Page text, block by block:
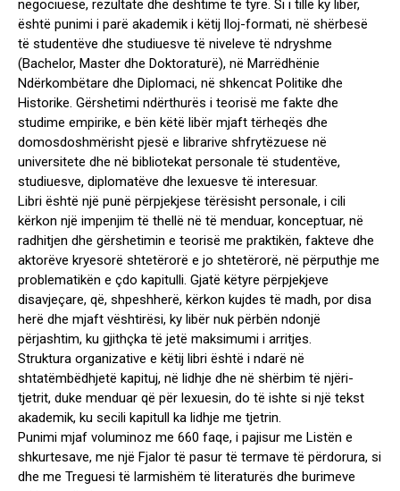
negociuese, rezultate dhe dështime të tyre. Si i tillë ky libër,
është punimi i parë akademik i këtij lloj-formati, në shërbesë
të studentëve dhe studiuesve të niveleve të ndryshme
(Bachelor, Master dhe Doktoraturë), në Marrëdhënie
Ndërkombëtare dhe Diplomaci, në shkencat Politike dhe
Historike. Gërshetimi ndërthurës i teorisë me fakte dhe
studime empirike, e bën këtë libër mjaft tërheqës dhe
domosdoshmërisht pjesë e librarive shfrytëzuese në
universitete dhe në bibliotekat personale të studentëve,
studiuesve, diplomatëve dhe lexuesve të interesuar.
Libri është një punë përpjekjese tërësisht personale, i cili
kërkon një impenjim të thellë në të menduar, konceptuar, në
radhitjen dhe gërshetimin e teorisë me praktikën, fakteve dhe
aktorëve kryesorë shtetërorë e jo shtetërorë, në përputhje me
problematikën e çdo kapitulli. Gjatë këtyre përpjekjeve
disavjeçare, që, shpeshherë, kërkon kujdes të madh, por disa
herë dhe mjaft vështirësi, ky libër nuk përbën ndonjë
përjashtim, ku gjithçka të jetë maksimumi i arritjes.
Struktura organizative e këtij libri është i ndarë në
shtatëmbëdhjetë kapituj, në lidhje dhe në shërbim të njëri-
tjetrit, duke menduar që për lexuesin, do të ishte si një tekst
akademik, ku secili kapitull ka lidhje me tjetrin.
Punimi mjaf voluminoz me 660 faqe, i pajisur me Listën e
shkurtesave, me një Fjalor të pasur të termave të përdorura, si
dhe me Treguesi të larmishëm të literaturës dhe burimeve